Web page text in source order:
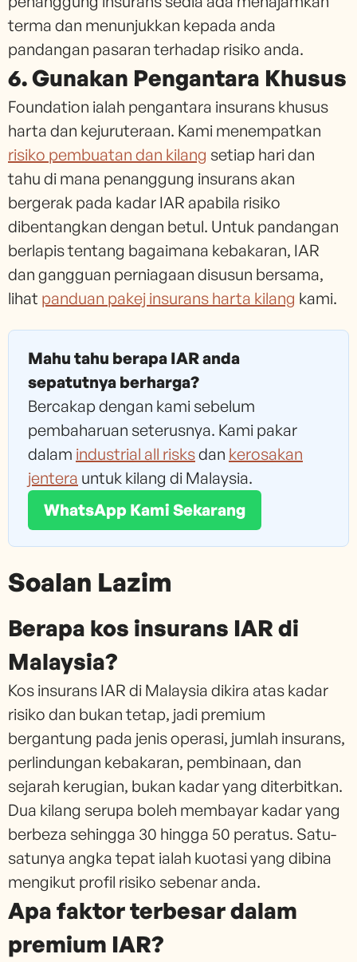
terma dan menunjukkan kepada anda
pandangan pasaran terhadap risiko anda.
6. Gunakan Pengantara Khusus
Foundation ialah pengantara insurans khusus
harta dan kejuruteraan. Kami menempatkan
risiko pembuatan dan kilang setiap hari dan
tahu di mana penanggung insurans akan
bergerak pada kadar IAR apabila risiko
dibentangkan dengan betul. Untuk pandangan
berlapis tentang bagaimana kebakaran, IAR
dan gangguan perniagaan disusun bersama,
lihat panduan pakej insurans harta kilang kami.
Mahu tahu berapa IAR anda
sepatutnya berharga?
Bercakap dengan kami sebelum
pembaharuan seterusnya. Kami pakar
dalam industrial all risksdan kerosakan
jentera untuk kilang di Malaysia.
WhatsApp Kami Sekarang
Soalan Lazim
Berapa kos insurans IAR di
Malaysia?
Kos insurans IAR di Malaysia dikira atas kadar
risiko dan bukan tetap, jadi premium
bergantung pada jenis operasi, jumlah insurans,
perlindungan kebakaran, pembinaan, dan
sejarah kerugian, bukan kadar yang diterbitkan.
Dua kilang serupa boleh membayar kadar yang
berbeza sehingga 30 hingga 50 peratus. Satu-
satunya angka tepat ialah kuotasi yang dibina
mengikut profil risiko sebenar anda.
Apa faktor terbesar dalam
premium IAR?